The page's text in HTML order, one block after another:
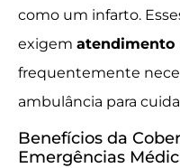
como um infarto.
exigem atendimento
frequentemente
ambulância para
Benefícios da
Emergências